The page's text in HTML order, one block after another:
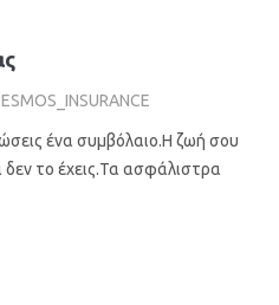
ένα συμβόλαιο.Η ζωή σου
δεν το έχεις.Τα ασφάλιστρα